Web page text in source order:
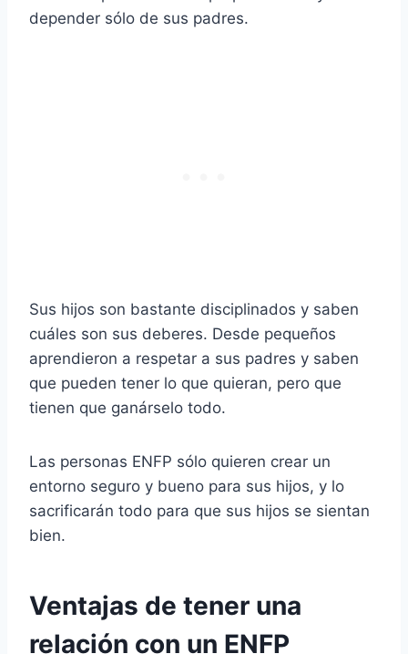
depender sólo de sus padres.
Sus hijos son bastante disciplinados y saben
cuáles son sus deberes. Desde pequeños
aprendieron a respetar a sus padres y saben
que pueden tener lo que quieran, pero que
tienen que ganárselo todo.
Las personas ENFP sólo quieren crear un
entorno seguro y bueno para sus hijos, y lo
sacrificarán todo para que sus hijos se sientan
bien.
Ventajas de tener una
relación con un ENFP